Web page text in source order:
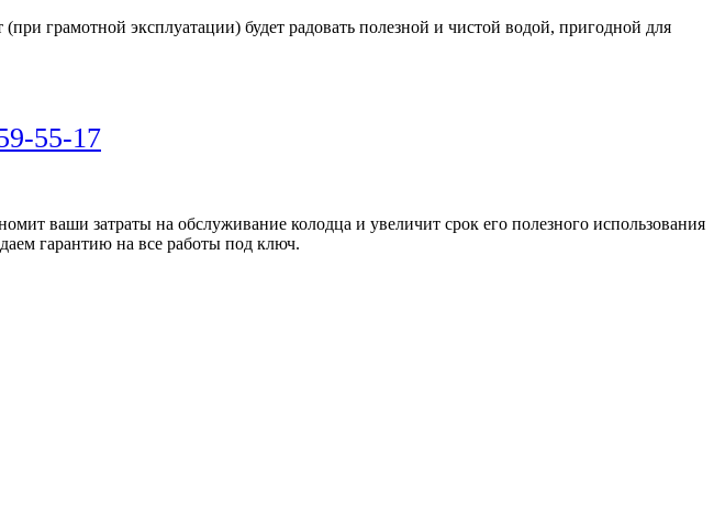
грамотной эксплуатации) будет радовать полезной и чистой водой, пригодной для
55-17
ваши затраты на обслуживание колодца и увеличит срок его полезного использования
гарантию на все работы под ключ.